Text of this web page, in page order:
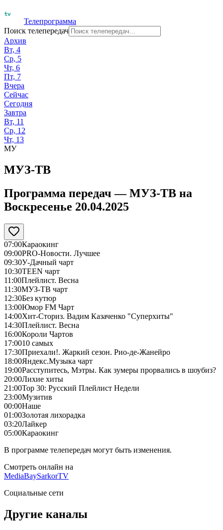
Телепрограмма
Поиск телепередач
Архив
Вт, 4
Ср, 5
Чт, 6
Пт, 7
Вчера
Сейчас
Сегодня
Завтра
Вт, 11
Ср, 12
Чт, 13
МУ
МУЗ-ТВ
Программа передач —МУЗ-ТВ на
Воскресенье 20.04.2025
07:00Караокинг
09:00PRO-Новости. Лучшее
09:30У-Дачный чарт
10:30TEEN чарт
11:00Плейлист. Весна
11:30МУЗ-ТВ чарт
12:30Без кутюр
13:00Юмор FM Чарт
14:00Хит-Сториз. Вадим Казаченко "Суперхиты"
14:30Плейлист. Весна
16:00Короли Чартов
17:0010 самых
17:30Приехали!. Жаркий сезон. Рио-де-Жанейро
18:00Яндекс.Музыка чарт
19:00Расступитесь, Мэтры. Как зумеры прорвались в шоубиз?
20:00Лихие хиты
21:00Top 30: Русский Плейлист Недели
23:00Музитив
00:00Наше
01:00Золотая лихорадка
03:20Лайкер
05:00Караокинг
В программе телепередач могут быть изменения.
Смотреть онлайн на
MediaBaySarkorTV
Социальные сети
Другие каналы